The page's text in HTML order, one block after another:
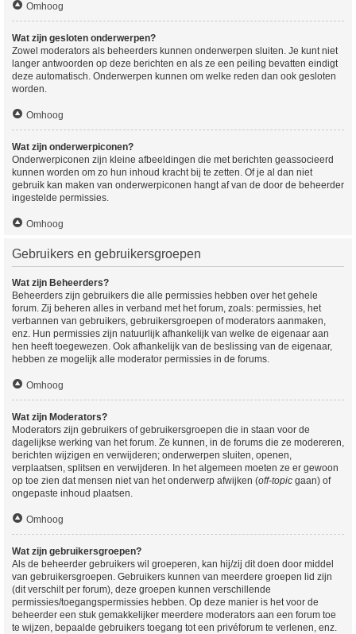
Omhoog
Wat zijn gesloten onderwerpen?
Zowel moderators als beheerders kunnen onderwerpen sluiten. Je kunt niet
langer antwoorden op deze berichten en als ze een peiling bevatten eindigt
deze automatisch. Onderwerpen kunnen om welke reden dan ook gesloten
worden.
Omhoog
Wat zijn onderwerpiconen?
Onderwerpiconen zijn kleine afbeeldingen die met berichten geassocieerd
kunnen worden om zo hun inhoud kracht bij te zetten. Of je al dan niet
gebruik kan maken van onderwerpiconen hangt af van de door de beheerder
ingestelde permissies.
Omhoog
Gebruikers en gebruikersgroepen
Wat zijn Beheerders?
Beheerders zijn gebruikers die alle permissies hebben over het gehele
forum. Zij beheren alles in verband met het forum, zoals: permissies, het
verbannen van gebruikers, gebruikersgroepen of moderators aanmaken,
enz. Hun permissies zijn natuurlijk afhankelijk van welke de eigenaar aan
hen heeft toegewezen. Ook afhankelijk van de beslissing van de eigenaar,
hebben ze mogelijk alle moderator permissies in de forums.
Omhoog
Wat zijn Moderators?
Moderators zijn gebruikers of gebruikersgroepen die in staan voor de
dagelijkse werking van het forum. Ze kunnen, in de forums die ze modereren,
berichten wijzigen en verwijderen; onderwerpen sluiten, openen,
verplaatsen, splitsen en verwijderen. In het algemeen moeten ze er gewoon
op toe zien dat mensen niet van het onderwerp afwijken (off-topic gaan) of
ongepaste inhoud plaatsen.
Omhoog
Wat zijn gebruikersgroepen?
Als de beheerder gebruikers wil groeperen, kan hij/zij dit doen door middel
van gebruikersgroepen. Gebruikers kunnen van meerdere groepen lid zijn
(dit verschilt per forum), deze groepen kunnen verschillende
permissies/toegangspermissies hebben. Op deze manier is het voor de
beheerder een stuk gemakkelijker meerdere moderators aan een forum toe
te wijzen, bepaalde gebruikers toegang tot een privéforum te verlenen, enz.